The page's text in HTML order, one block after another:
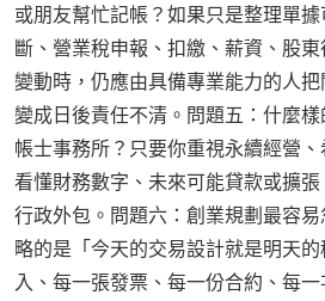
或朋友幫忙記帳？如果只是整理單
斷、營業稅申報、扣繳、薪資、股
變動時，仍應由具備專業能力的人
變成日後責任不清。問題五：什麼
帳士事務所？只要你重視永續經營
看懂財務數字、未來可能貸款或擴
行政外包。問題六：創業規劃最容
略的是「今天的交易設計就是明天
入、每一張發票、每一份合約、每